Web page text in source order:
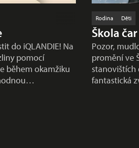
do iQLANDIE! Na
pomocí
během okamžiku
Rodina Děti
Škola
Pozor,
promění ve
stanovištích
fantastická